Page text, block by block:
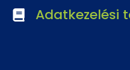
Adatkezelési